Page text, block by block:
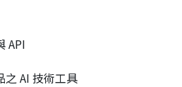
API
之 AI 技術工具